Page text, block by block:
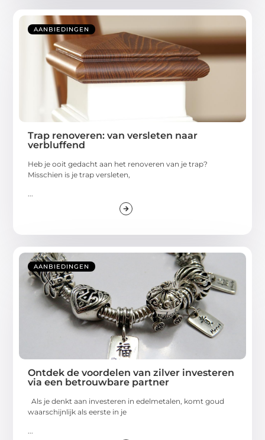
AANBIEDINGEN
Trap renoveren: van versleten naar
verbluffend
Heb je ooit gedacht aan het renoveren van je trap?
Misschien is je trap versleten,
...
AANBIEDINGEN
Ontdek de voordelen van zilver investeren
via een betrouwbare partner
Als je denkt aan investeren in edelmetalen, komt goud
waarschijnlijk als eerste in je
...